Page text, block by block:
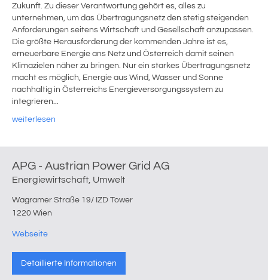
Zukunft. Zu dieser Verantwortung gehört es, alles zu
unternehmen, um das Übertragungsnetz den stetig steigenden
Anforderungen seitens Wirtschaft und Gesellschaft anzupassen.
Die größte Herausforderung der kommenden Jahre ist es,
erneuerbare Energie ans Netz und Österreich damit seinen
Klimazielen näher zu bringen. Nur ein starkes Übertragungsnetz
macht es möglich, Energie aus Wind, Wasser und Sonne
nachhaltig in Österreichs Energieversorgungssystem zu
integrieren...
weiterlesen
APG - Austrian Power Grid AG
Energiewirtschaft, Umwelt
Wagramer Straße 19/ IZD Tower
1220 Wien
Webseite
Detaillierte Informationen